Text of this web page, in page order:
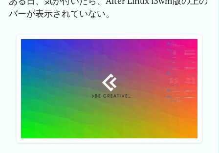
バーが表示されていない。